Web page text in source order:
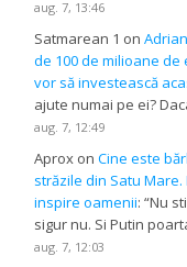
aug. 7, 13:46
Satmarean 1 on
de 100 de milioane
vor să investească
ajute numai pe ei?
aug. 7, 12:49
Aprox onCine este
străzile din Satu
inspire oamenii: “Nu
sigur nu. Si Putin
aug. 7, 12:03